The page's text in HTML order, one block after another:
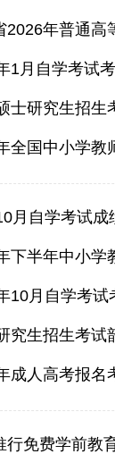
2026年普通
1月自学考试
士研究生招生
全国中小学教
月自学考试
下半年中小学
10月自学考试
究生招生考试
成人高考报名
行免费学前教